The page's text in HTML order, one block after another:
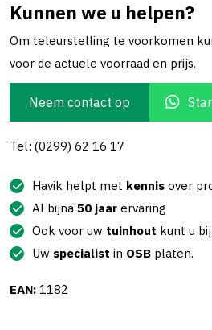
Kunnen we u helpen?
Om teleurstelling te voorkomen
voor de actuele voorraad en prijs.
Neem contact op
Tel: (0299) 62 16 17
Havik helpt met kennis over
Al bijna 50 jaar ervaring
Ook voor uw tuinhout kunt u
Uw specialist in OSB platen.
EAN: 1182